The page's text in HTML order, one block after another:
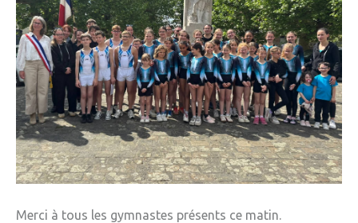
Merci à tous les gymnastes présents ce matin.